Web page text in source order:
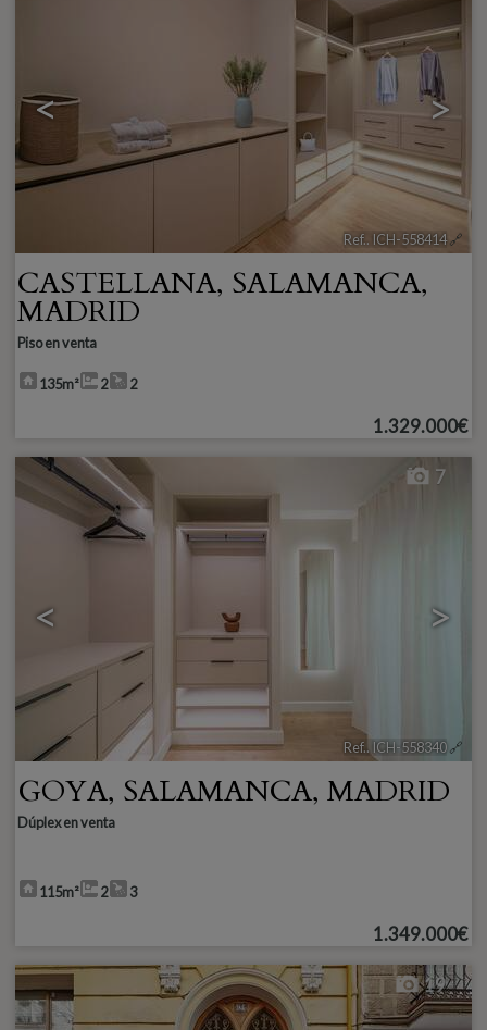
< >
Ref.. ICH-558414🔗
CASTELLANA, SALAMANCA,
MADRID
Piso en venta
135m² 2 2
1.329.000€
< >
7
Ref.. ICH-558340🔗
GOYA, SALAMANCA, MADRID
Dúplex en venta
115m² 2 3
1.349.000€
19